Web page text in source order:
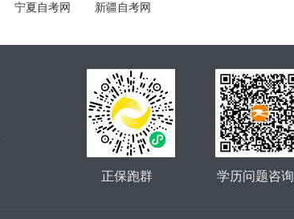
宁夏自考网 新疆自考网
学历问题咨询
正保跑群